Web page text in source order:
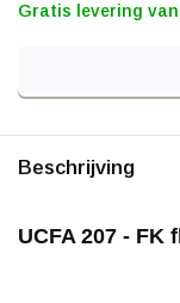
Gratis levering
Beschrijving
UCFA 207 - FK